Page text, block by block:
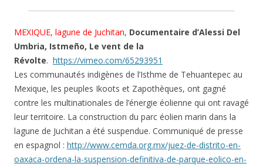
MEXIQUE, lagune de Juchitan, Documentaire d’Alessi Del
Umbria, Istmeño, Le vent de la
Révolte. https://vimeo.com/65293951
Les communautés indigènes de l’Isthme de Tehuantepec au
Mexique, les peuples Ikoots et Zapothèques, ont gagné
contre les multinationales de l’énergie éolienne qui ont ravagé
leur territoire. La construction du parc éolien marin dans la
lagune de Juchitan a été suspendue. Communiqué de presse
en espagnol : http://www.cemda.org.mx/juez-de-distrito-en-
oaxaca-ordena-la-suspension-definitiva-de-parque-eolico-en-